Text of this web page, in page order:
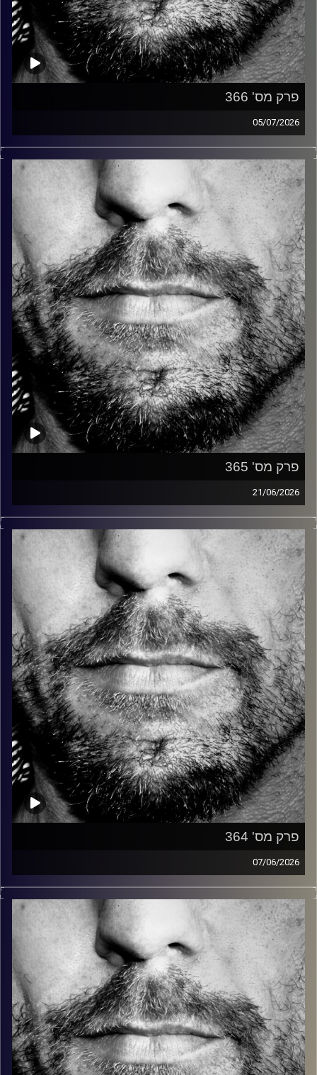
פרק מס' 366
05/07/2026
זיפים, מוזיקה מחוספסת של הופעות חיות. הרבה ג'אם, רוק,
בלוז, bluegrass, ג'אז, Fאנק, פרוגרסיב ואפילו אלקטרוניקה.
כל מה שחי, אמיתי ונושם.
עם שמוליק רגב.
קרדיט תמונות: David Goehring
פרק מס' 365
21/06/2026
זיפים, מוזיקה מחוספסת של הופעות חיות. הרבה ג'אם, רוק,
בלוז, bluegrass, ג'אז, Fאנק, פרוגרסיב ואפילו אלקטרוניקה.
כל מה שחי, אמיתי ונושם.
עם שמוליק רגב.
קרדיט תמונות: David Goehring
פרק מס' 364
07/06/2026
זיפים, מוזיקה מחוספסת של הופעות חיות. הרבה ג'אם, רוק,
בלוז, bluegrass, ג'אז, Fאנק, פרוגרסיב ואפילו אלקטרוניקה.
כל מה שחי, אמיתי ונושם.
עם שמוליק רגב.
קרדיט תמונות: David Goehring